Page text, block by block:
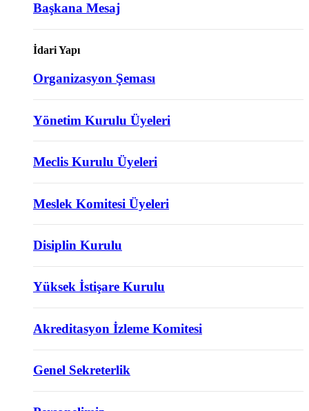
Başkana Mesaj
İdari Yapı
Organizasyon Şeması
Yönetim Kurulu Üyeleri
Meclis Kurulu Üyeleri
Meslek Komitesi Üyeleri
Disiplin Kurulu
Yüksek İstişare Kurulu
Akreditasyon İzleme Komitesi
Genel Sekreterlik